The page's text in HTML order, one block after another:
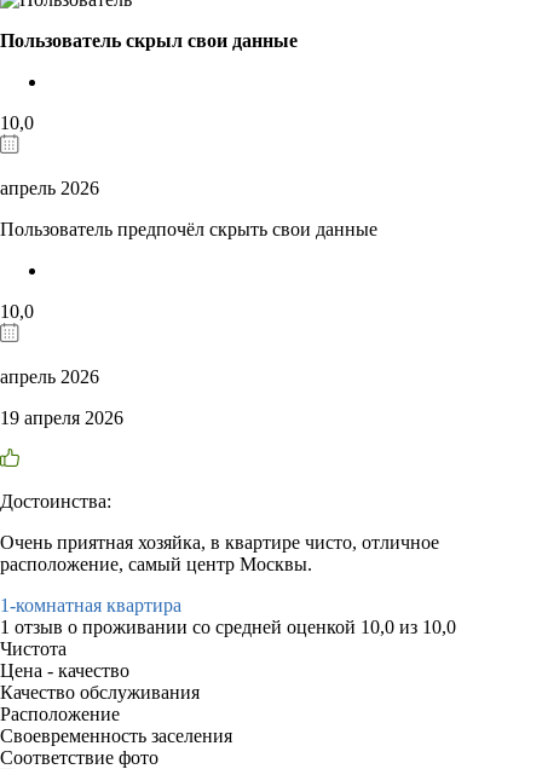
Пользователь скрыл свои данные
10,0
апрель 2026
Пользователь предпочёл скрыть свои данные
10,0
апрель 2026
19 апреля 2026
Достоинства:
Очень приятная хозяйка, в квартире чисто, отличное
расположение, самый центр Москвы.
1-комнатная квартира
1 отзыв о проживании со средней оценкой 10,0 из 10,0
Чистота
Цена - качество
Качество обслуживания
Расположение
Своевременность заселения
Соответствие фото